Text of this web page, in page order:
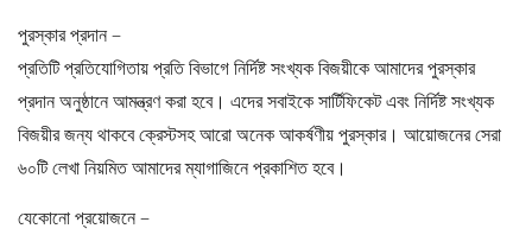
পুরস্কার প্রদান –
প্রতিটি প্রতিযোগিতায় প্রতি বিভাগে নির্দিষ্ট সংখ্যক বিজয়ীকে আমাদের পুরস্কার
প্রদান অনুষ্ঠানে আমন্ত্রণ করা হবে। এদের সবাইকে সার্টিফিকেট এবং নির্দিষ্ট সংখ্যক
বিজয়ীর জন্য থাকবে ক্রেস্টসহ আরো অনেক আকর্ষণীয় পুরস্কার। আয়োজনের সেরা
৬০টি লেখা নিয়মিত আমাদের ম্যাগাজিনে প্রকাশিত হবে।
যেকোনো প্রয়োজনে –